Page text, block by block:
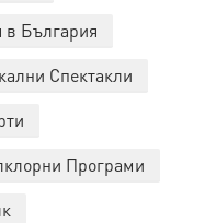
в България
Спектакли
Програми